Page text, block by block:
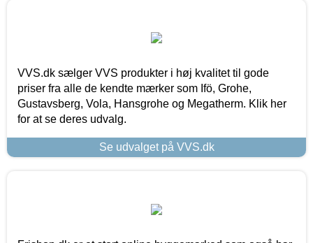
VVS.dk sælger VVS produkter i høj kvalitet til gode
priser fra alle de kendte mærker som Ifö, Grohe,
Gustavsberg, Vola, Hansgrohe og Megatherm. Klik her
for at se deres udvalg.
Se udvalget på VVS.dk